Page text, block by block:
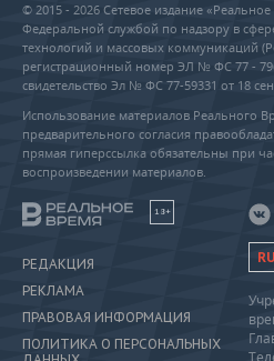
© 2015 - 2026 Сетевое издание
Федеральной службой по надзору в
технологий и массовых коммуникаций
регистрационный номер ЭЛ № ФС 77 -
свидетельство Эл № ФС 77-59331 от 18
Использование материалов Реального
предварительного согласия
прямая гиперссылка обязательны при
воспроизведении материалов.
18+
РЕДАКЦИЯ
РЕКЛАМА
ПРАВОВАЯ ИНФОРМАЦИЯ
ПОЛИТИКА О ПЕРСОНАЛЬНЫХ
RU